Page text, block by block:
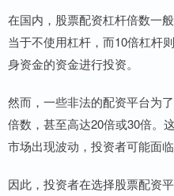
在国内，股票配资杠杆倍数一
当于不使用杠杆，而10倍杠杆
身资金的资金进行投资。
然而，一些非法的配资平台为
倍数，甚至高达20倍或30倍。
市场出现波动，投资者可能面
因此，投资者在选择股票配资